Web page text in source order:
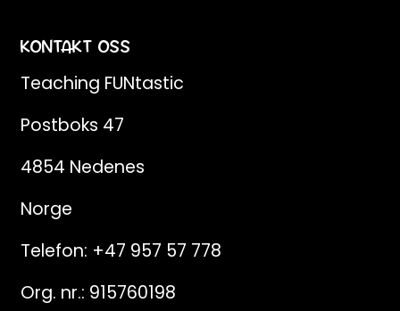
KONTAKT OSS
Teaching FUNtastic
Postboks 47
4854 Nedenes
Norge
Telefon: +47 957 57 778
Org. nr.: 915760198